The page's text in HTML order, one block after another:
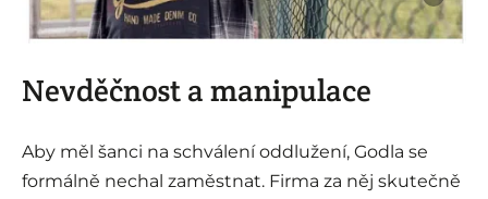
Nevděčnost a manipulace
Aby měl šanci na schválení oddlužení, Godla se
formálně nechal zaměstnat. Firma za něj skutečně